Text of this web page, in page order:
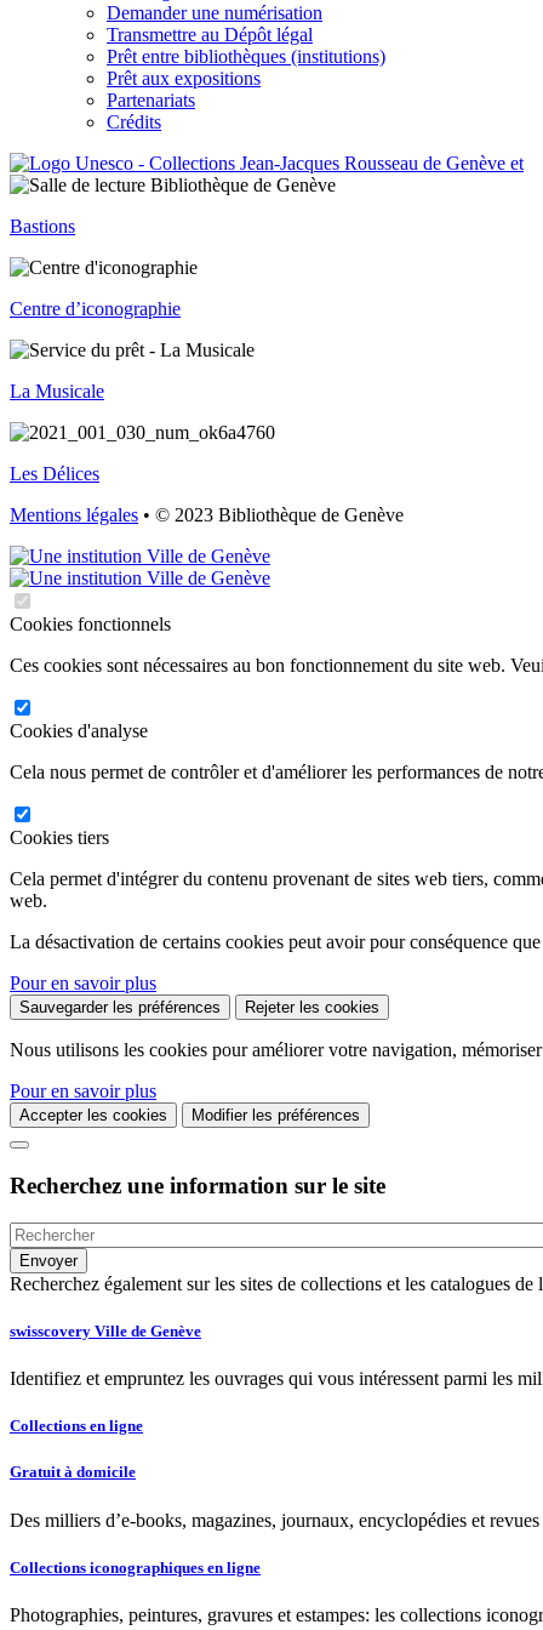
Demander une numérisation
Transmettre au Dépôt légal
Prêt entre bibliothèques (institutions)
Prêt aux expositions
Partenariats
Crédits
Bastions
Centre d’iconographie
La Musicale
Les Délices
Mentions légales • © 2023 Bibliothèque de Genève
Cookies fonctionnels
Ces cookies sont nécessaires au bon fonctionnement du site web.
Cookies d'analyse
Cela nous permet de contrôler et d'améliorer les performances de
Cookies tiers
Cela permet d'intégrer du contenu provenant de sites web tiers,
web.
La désactivation de certains cookies peut avoir pour conséquence
Pour en savoir plus
Sauvegarder les préférences Rejeter les cookies
Nous utilisons les cookies pour améliorer votre navigation,
Pour en savoir plus
Accepter les cookies Modifier les préférences
Recherchez une information sur le site
Recherchez également sur les sites de collections et les catalogues
swisscovery Ville de Genève
Identifiez et empruntez les ouvrages qui vous intéressent parmi les
Collections en ligne
Gratuit à domicile
Des milliers d’e-books, magazines, journaux, encyclopédies et
Collections iconographiques en ligne
Photographies, peintures, gravures et estampes: les collections